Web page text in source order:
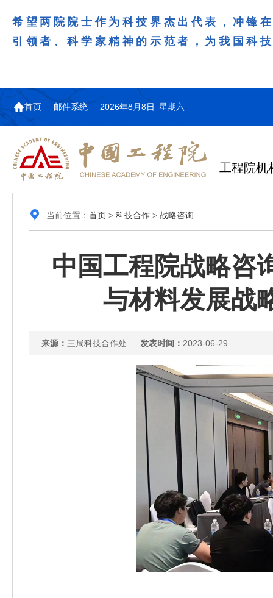
希望两院院士作为科技界杰出代表，冲锋
引领者、科学家精神的示范者，为我国科
首页 邮件系统 2026年8月8日 星期六
工程院机
当前位置： 首页> 科技合作> 战略咨询
中国工程院战略咨
与材料发展战
来源： 三局科技合作处 发表时间： 2023-06-29